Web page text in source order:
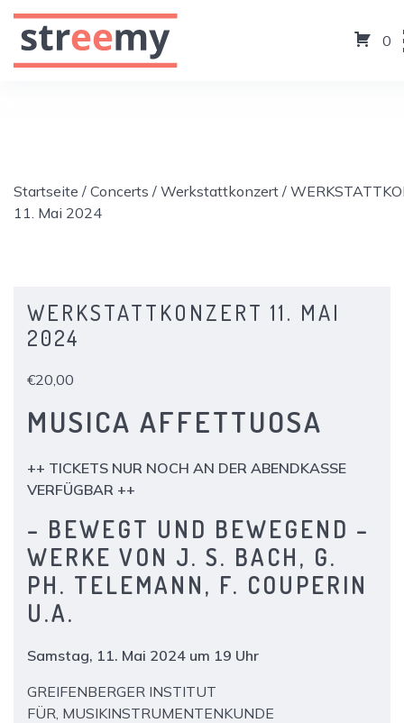
0
Startseite / Concerts / Werkstattkonzert /
11. Mai 2024
WERKSTATTKONZERT 11. MAI
2024
€20,00
MUSICA AFFETTUOSA
++ TICKETS NUR NOCH AN DER ABENDKASSE
VERFÜGBAR ++
– BEWEGT UND BEWEGEND –
WERKE VON J. S. BACH, G.
PH. TELEMANN, F. COUPERIN
U.A.
Samstag, 11. Mai 2024 um 19 Uhr
GREIFENBERGER INSTITUT
FÜR, MUSIKINSTRUMENTENKUNDE